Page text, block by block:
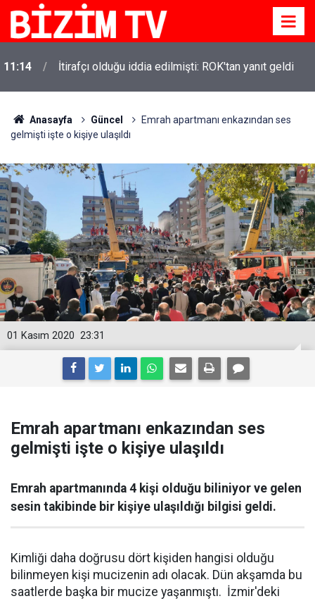
11:14 İtirafçı olduğu iddia edilmişti: ROK'tan yanıt geldi
Anasayfa Güncel
Emrah apartmanı enkazından ses
gelmişti işte o kişiye ulaşıldı
23:31
01 Kasım 2020
Emrah apartmanı enkazından ses
gelmişti işte o kişiye ulaşıldı
Emrah apartmanında 4 kişi olduğu biliniyor ve gelen
sesin takibinde bir kişiye ulaşıldığı bilgisi geldi.
Kimliği daha doğrusu dört kişiden hangisi olduğu
bilinmeyen kişi mucizenin adı olacak. Dün akşamda bu
saatlerde başka bir mucize yaşanmıştı. İzmir'deki